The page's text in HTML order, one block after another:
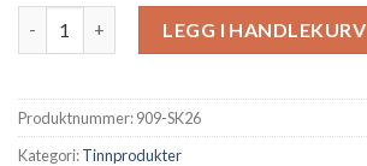
LEGG I HANDLEKURV
Produktnummer:909-SK26
Kategori:Tinnprodukter